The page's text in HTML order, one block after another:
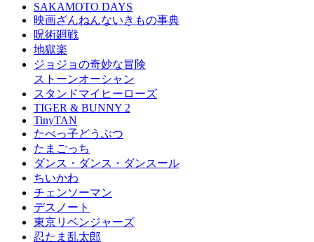
SAKAMOTO DAYS
映画ざんねんないきもの事典
呪術廻戦
地獄楽
ジョジョの奇妙な冒険
ストーンオーシャン
スタンドマイヒーローズ
TIGER & BUNNY 2
TinyTAN
たべっ子どうぶつ
たまごっち
ダンス・ダンス・ダンスール
ちいかわ
チェンソーマン
デスノート
東京リベンジャーズ
忍たま乱太郎